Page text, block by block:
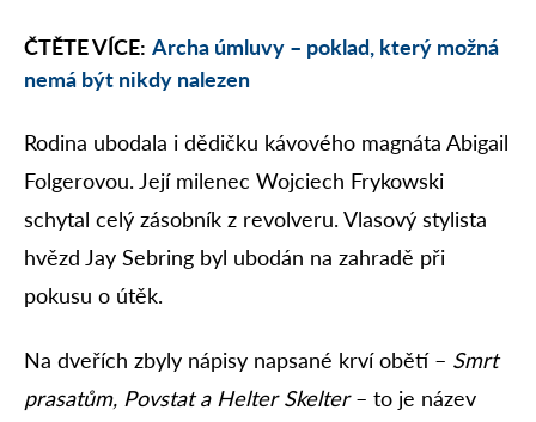
ČTĚTE VÍCE: Archa úmluvy – poklad, který možná
nemá být nikdy nalezen
Rodina ubodala i dědičku kávového magnáta Abigail
Folgerovou. Její milenec Wojciech Frykowski
schytal celý zásobník z revolveru. Vlasový stylista
hvězd Jay Sebring byl ubodán na zahradě při
pokusu o útěk.
Na dveřích zbyly nápisy napsané krví obětí – Smrt
prasatům, Povstat a Helter Skelter– to je název